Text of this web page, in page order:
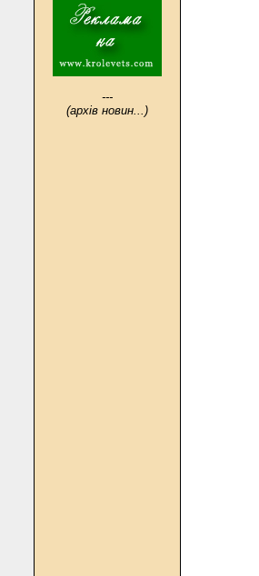
---
(архів новин...)